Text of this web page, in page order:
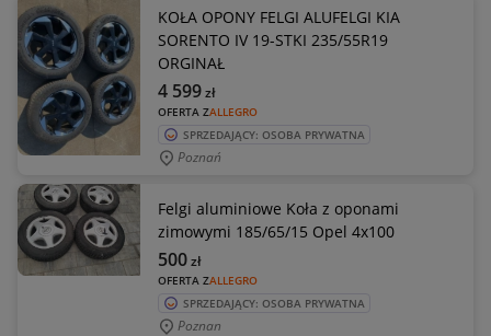
KOŁA OPONY FELGI ALUFELGI KIA
SORENTO IV 19-STKI 235/55R19
ORGINAŁ
OFERTA ZALLEGRO
4 599zł
SPRZEDAJĄCY: OSOBA PRYWATNA
Poznań
Felgi aluminiowe Koła z oponami
zimowymi 185/65/15 Opel 4x100
OFERTA ZALLEGRO
500zł
SPRZEDAJĄCY: OSOBA PRYWATNA
Poznan